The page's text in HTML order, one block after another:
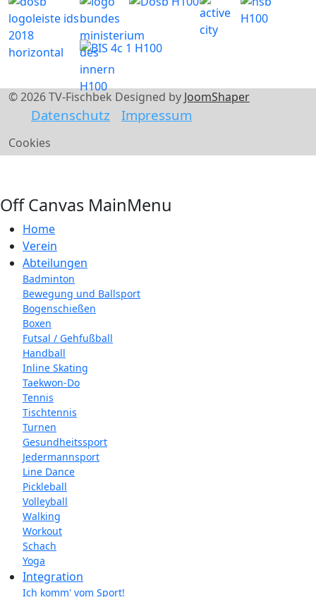
© 2026 TV-Fischbek Designed by JoomShaper
Datenschutz Impressum
Cookies
Off Canvas MainMenu
Home
Verein
Abteilungen
Badminton
Bewegung und Ballsport
Bogenschießen
Boxen
Futsal / Gehfußball
Handball
Inline Skating
Taekwon-Do
Tennis
Tischtennis
Turnen
Gesundheitssport
Jedermannsport
Line Dance
Pickleball
Volleyball
Walking
Workout
Schach
Yoga
Integration
Ich komm' vom Sport!